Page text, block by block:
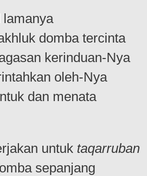
lamanya
domba tercinta
kerinduan-Nya
oleh-Nya
dan menata
untuk taqarruban
sepanjang